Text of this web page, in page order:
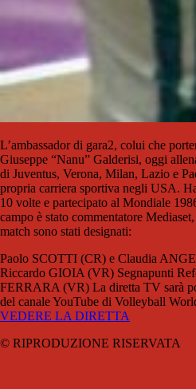
L’ambassador di gara2, colui che
Giuseppe “Nanu” Galderisi, oggi
di Juventus, Verona, Milan, Lazio e
propria carriera sportiva negli USA.
10 volte e partecipato al Mondiale
campo è stato commentatore
match sono stati designati:
Paolo SCOTTI (CR) e Claudia
Riccardo GIOIA (VR) Segnapunti
FERRARA (VR) La diretta TV sarà
del canale YouTube di Volleyball
VEDERE LA DIRETTA
© RIPRODUZIONE RISERVATA